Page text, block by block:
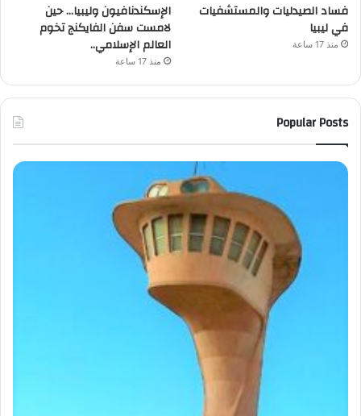
فساد الصيدليات والمستشفيات
في ليبيا
منذ 17 ساعة
الإسكندنافيون وليبيا… حين
لامست سفن الفايكنج تخوم
العالم الإسلامي..
منذ 17 ساعة
Popular Posts